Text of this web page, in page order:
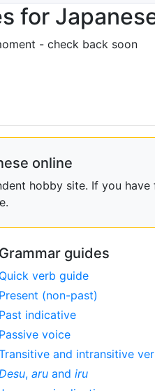
for
- check back soon
online
hobby site. If you
Grammar guides
Quick verb guide
Present (non-past)
Past indicative
Passive voice
and intransitive
, aruand iru